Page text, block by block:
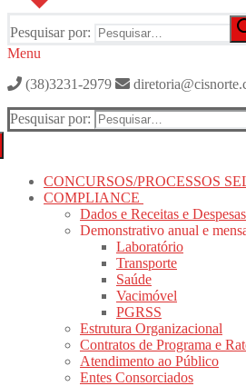
Pesquisar por:
Menu
(38)3231-2979
Pesquisar por:
CONCURSOS/PROCESSOS
COMPLIANCE
Dados e Receitas e Despesas
Demonstrativo anual e
Laboratório
Transporte
Saúde
Vacimóvel
PGRSS
Estrutura Organizacional
Contratos de Programa e
Atendimento ao Público
Entes Consorciados